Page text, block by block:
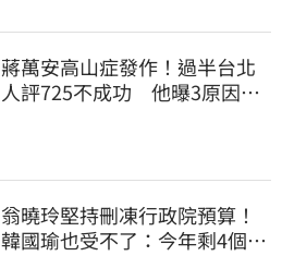
蔣萬安高山症發作！過半台北
人評725不成功 他曝3原因：
翁曉玲堅持刪凍行政院預算！
韓國瑜也受不了：今年剩4個月